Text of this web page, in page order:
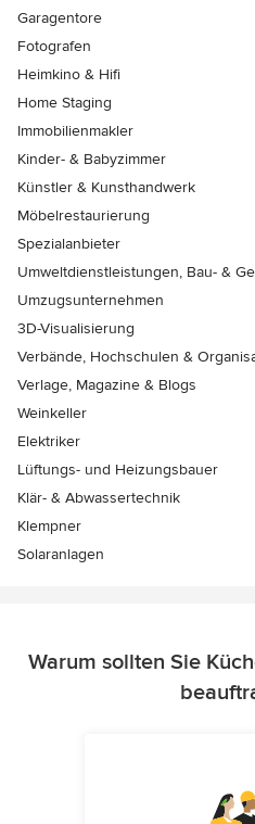
Garagentore
Fotografen
Heimkino & Hifi
Home Staging
Immobilienmakler
Kinder- & Babyzimmer
Künstler & Kunsthandwerk
Möbelrestaurierung
Spezialanbieter
Umweltdienstleistungen, Bau- &
Umzugsunternehmen
3D-Visualisierung
Verbände, Hochschulen &
Verlage, Magazine & Blogs
Weinkeller
Elektriker
Lüftungs- und Heizungsbauer
Klär- & Abwassertechnik
Klempner
Solaranlagen
Warum sollten Sie